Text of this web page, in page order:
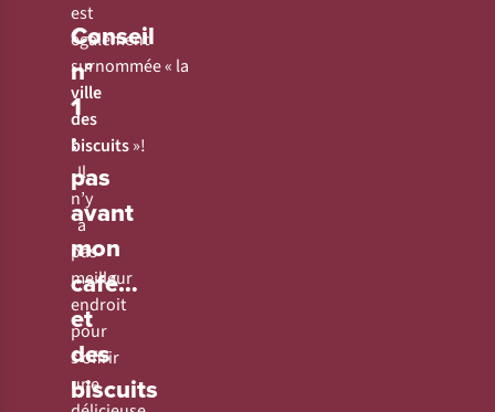
Conseil
n°
1
:
pas
avant
mon
café…
et
des
biscuits
est
également
surnommée « la
ville
des
biscuits»!
Il
n’y
a
pas
meilleur
endroit
pour
s’offrir
une